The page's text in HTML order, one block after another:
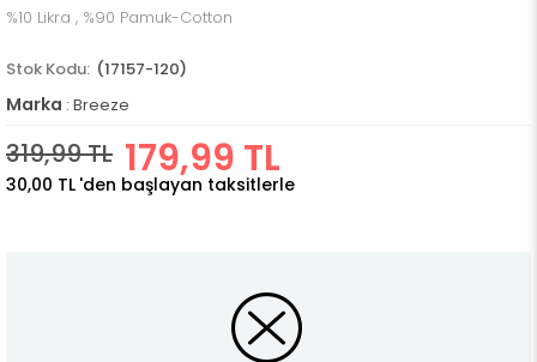
%10 Likra , %90 Pamuk-Cotton
(17157-120)
Marka : Breeze
319,99 TL 179,99 TL
30,00 TL 'den başlayan taksitlerle